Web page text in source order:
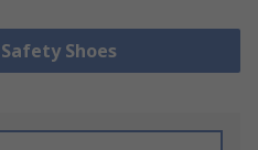
Shoes